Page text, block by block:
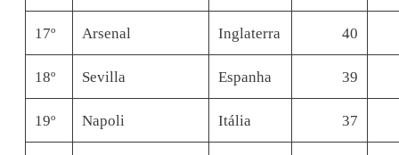
17º Arsenal Inglaterra 40
18º Sevilla Espanha 39
19º Napoli Itália 37